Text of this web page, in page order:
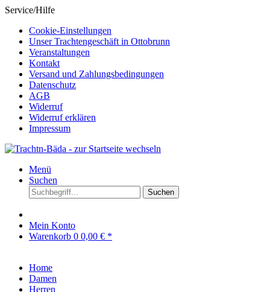
Service/Hilfe
Cookie-Einstellungen
Unser Trachtengeschäft in Ottobrunn
Veranstaltungen
Kontakt
Versand und Zahlungsbedingungen
Datenschutz
AGB
Widerruf
Widerruf erklären
Impressum
Menü
Suchen
Suchen
Mein Konto
Warenkorb 0 0,00 € *
Home
Damen
Herren